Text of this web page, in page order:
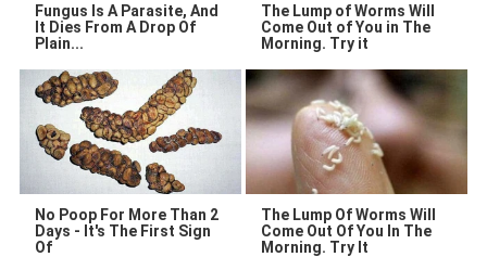
Fungus Is A Parasite, And
It Dies From A Drop Of
Plain...
The Lump of Worms Will
Come Out of You in The
Morning. Try it
No Poop For More Than 2
Days - It's The First Sign
Of
The Lump Of Worms Will
Come Out Of You In The
Morning. Try It